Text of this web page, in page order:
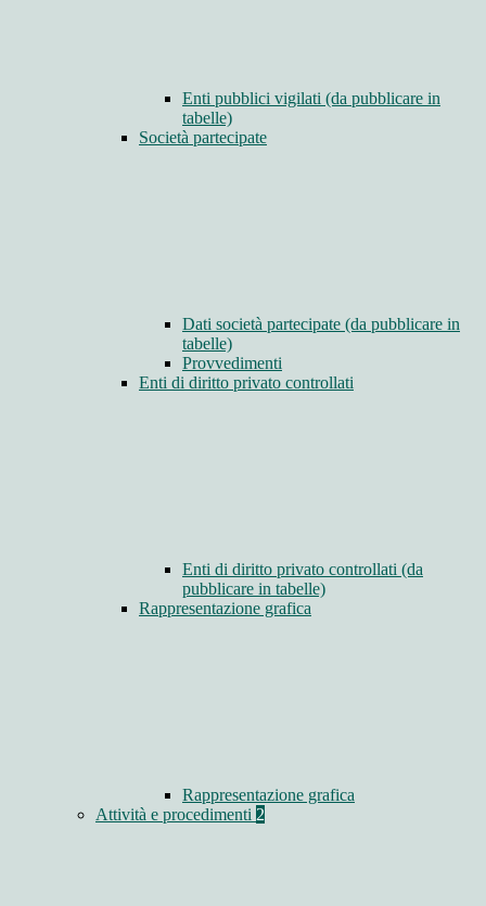
Enti pubblici vigilati (da pubblicare in
tabelle)
Società partecipate
Dati società partecipate (da pubblicare in
tabelle)
Provvedimenti
Enti di diritto privato controllati
Enti di diritto privato controllati (da
pubblicare in tabelle)
Rappresentazione grafica
Rappresentazione grafica
Attività e procedimenti 2